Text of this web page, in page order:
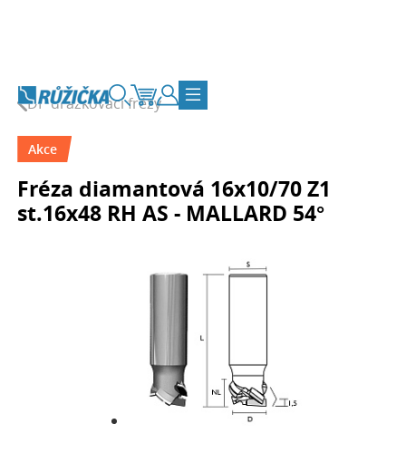
Vyhledávání
KošíkZákaznický účet
Přepnout navigaci
DP drážkovací frézy
Akce
Fréza diamantová 16x10/70 Z1
st.16x48 RH AS - MALLARD 54°